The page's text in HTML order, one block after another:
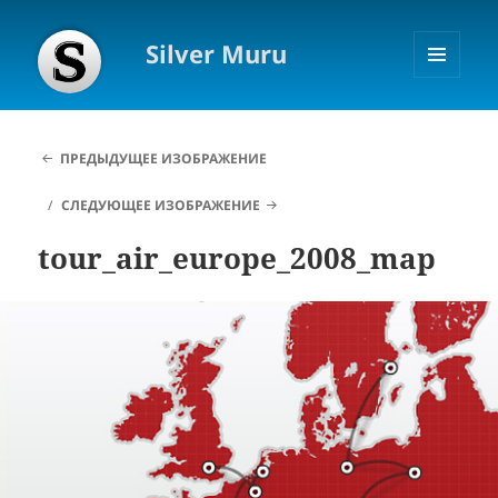
Silver Muru
И
ПРЕДЫДУЩЕЕ ИЗОБРАЖЕНИЕ
СЛЕДУЮЩЕЕ ИЗОБРАЖЕНИЕ
tour_air_europe_2008_map